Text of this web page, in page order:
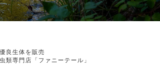
良生体を販売
類専門店「ファニーテール」